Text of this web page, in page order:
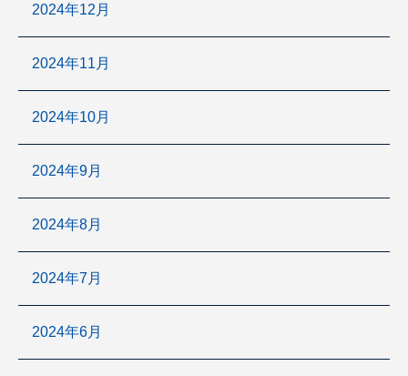
2024年12月
2024年11月
2024年10月
2024年9月
2024年8月
2024年7月
2024年6月